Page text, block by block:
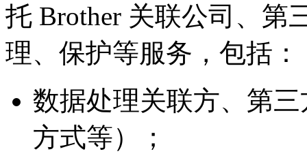
托 Brother 关联公司、第
理、保护等服务，包括：
数据处理关联方、第
方式等）；